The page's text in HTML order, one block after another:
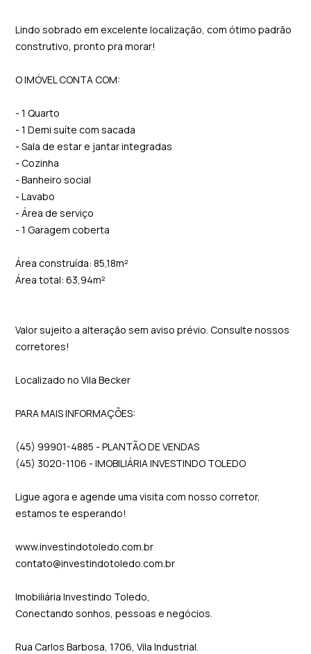
Lindo sobrado em excelente localização, com ótimo padrão
construtivo, pronto pra morar!
O IMÓVEL CONTA COM:
- 1 Quarto
- 1 Demi suíte com sacada
- Sala de estar e jantar integradas
- Cozinha
- Banheiro social
- Lavabo
- Área de serviço
- 1 Garagem coberta
Área construída: 85,18m²
Área total: 63,94m²
Valor sujeito a alteração sem aviso prévio. Consulte nossos
corretores!
Localizado no Vila Becker
PARA MAIS INFORMAÇÕES:
(45) 99901-4885 - PLANTÃO DE VENDAS
(45) 3020-1106 - IMOBILIÁRIA INVESTINDO TOLEDO
Ligue agora e agende uma visita com nosso corretor,
estamos te esperando!
www.investindotoledo.com.br
contato@investindotoledo.com.br
Imobiliária Investindo Toledo,
Conectando sonhos, pessoas e negócios.
Rua Carlos Barbosa, 1706, Vila Industrial.